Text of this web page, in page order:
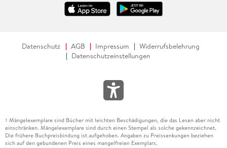
Datenschutz AGB Impressum
Widerrufsbelehrung
Datenschutzeinstellungen
1 Mängelexemplare sind Bücher mit leichten Beschädigungen, die das Lesen aber nicht
einschränken. Mängelexemplare sind durch einen Stempel als solche gekennzeichnet.
Die frühere Buchpreisbindung ist aufgehoben. Angaben zu Preissenkungen beziehen
sich auf den gebundenen Preis eines mangelfreien Exemplars.